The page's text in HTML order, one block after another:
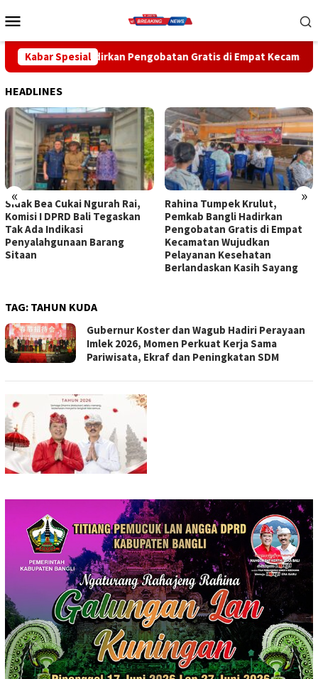
ke
Mobile
Kabar Spesial
Pengobatan Gratis di Empat Kecamatan Wujudkan
HEADLINES
« »
Sidak Bea Cukai Ngurah Rai,
Komisi I DPRD Bali Tegaskan
Tak Ada Indikasi
Penyalahgunaan Barang
Sitaan
Rahina Tumpek Krulut,
Pemkab Bangli Hadirkan
Pengobatan Gratis di Empat
Kecamatan Wujudkan
Pelayanan Kesehatan
Berlandaskan Kasih Sayang
TAG: TAHUN KUDA
Gubernur Koster dan Wagub Hadiri Perayaan
Imlek 2026, Momen Perkuat Kerja Sama
Pariwisata, Ekraf dan Peningkatan SDM